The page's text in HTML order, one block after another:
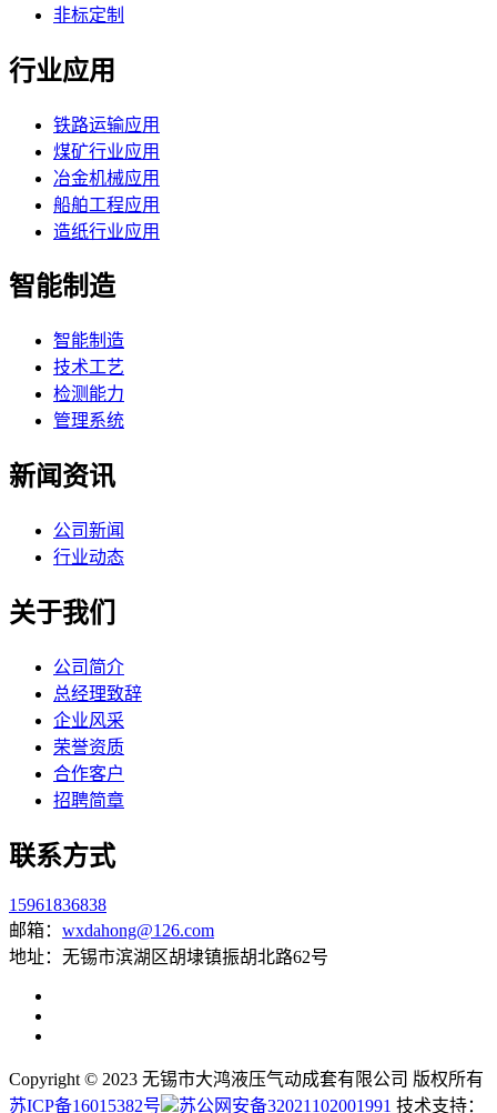
非标定制
行业应用
铁路运输应用
煤矿行业应用
冶金机械应用
船舶工程应用
造纸行业应用
智能制造
智能制造
技术工艺
检测能力
管理系统
新闻资讯
公司新闻
行业动态
关于我们
公司简介
总经理致辞
企业风采
荣誉资质
合作客户
招聘简章
联系方式
15961836838
邮箱： wxdahong@126.com
地址：无锡市滨湖区胡埭镇振胡北路62号
Copyright © 2023 无锡市大鸿液压气动成套有限公司 版权所有
苏ICP备16015382号
苏公网安备32021102001991 技术支持：